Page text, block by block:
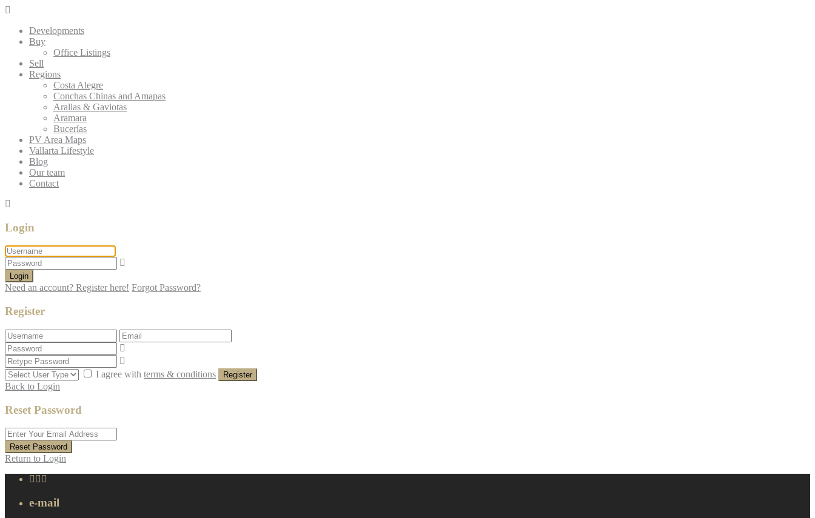
Developments
Buy
Office Listings
Sell
Regions
Costa Alegre
Conchas Chinas and Amapas
Aralias & Gaviotas
Aramara
Bucerías
PV Area Maps
Vallarta Lifestyle
Blog
Our team
Contact
Login
Login
Need an account? Register here! Forgot Password?
Register
I agree with terms & conditions Register
Back to Login
Reset Password
Reset Password
Return to Login
e-mail